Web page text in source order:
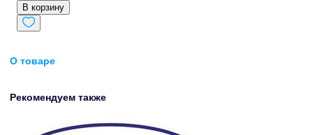
В корзину
О товаре
Рекомендуем также